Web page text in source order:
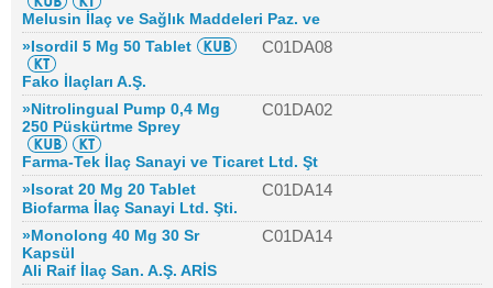
Melusin İlaç ve Sağlık Maddeleri Paz. ve
»Isordil 5 Mg 50 Tablet
C01DA08
Fako İlaçları A.Ş.
»Nitrolingual Pump 0,4 Mg
250 Püskürtme Sprey
C01DA02
Farma-Tek İlaç Sanayi ve Ticaret Ltd. Şt
»Isorat 20 Mg 20 Tablet
C01DA14
Biofarma İlaç Sanayi Ltd. Şti.
»Monolong 40 Mg 30 Sr
Kapsül
C01DA14
Ali Raif İlaç San. A.Ş. ARİS